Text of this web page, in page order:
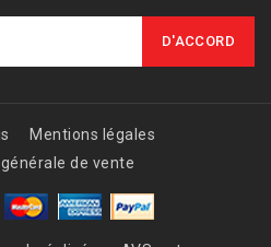
Mentions légales
de vente